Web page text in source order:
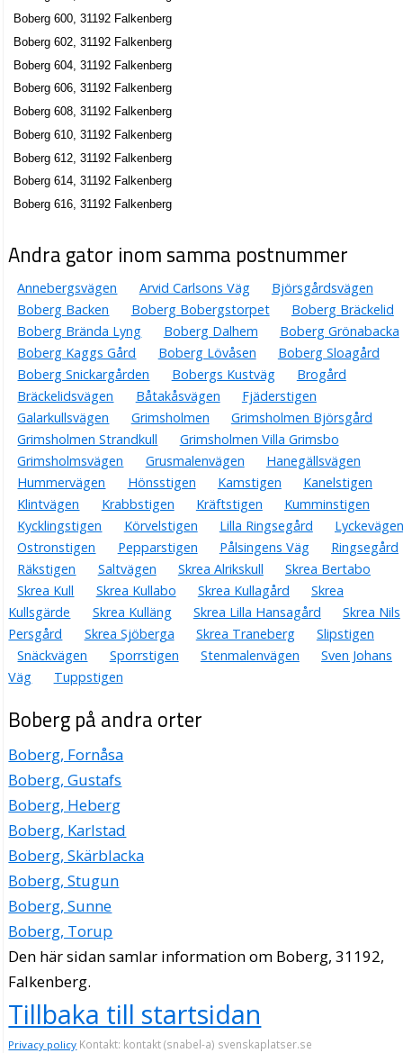
Boberg 600, 31192 Falkenberg
Boberg 602, 31192 Falkenberg
Boberg 604, 31192 Falkenberg
Boberg 606, 31192 Falkenberg
Boberg 608, 31192 Falkenberg
Boberg 610, 31192 Falkenberg
Boberg 612, 31192 Falkenberg
Boberg 614, 31192 Falkenberg
Boberg 616, 31192 Falkenberg
Andra gator inom samma postnummer
Annebergsvägen Arvid Carlsons Väg
Björsgårdsvägen
Boberg Backen
Boberg Bobergstorpet
Boberg Bräckelid
Boberg Brända Lyng
Boberg Dalhem
Boberg Grönabacka
Boberg Kaggs Gård
Boberg Lövåsen
Boberg Sloagård
Boberg Snickargården
Bobergs Kustväg
Brogård
Bräckelidsvägen
Båtakåsvägen
Fjäderstigen
Galarkullsvägen
Grimsholmen
Grimsholmen Björsgård
Grimsholmen Strandkull
Grimsholmen Villa Grimsbo
Grimsholmsvägen
Grusmalenvägen
Hanegällsvägen
Hummervägen
Hönsstigen Kamstigen
Kanelstigen
Klintvägen
Krabbstigen Kräftstigen
Kumminstigen
Kycklingstigen
Körvelstigen Lilla Ringsegård
Lyckevägen
Ostronstigen
Pepparstigen Pålsingens Väg
Ringsegård
Räkstigen
Saltvägen Skrea Alrikskull
Skrea Bertabo
Skrea Kull
Skrea Kullabo Skrea Kullagård
Skrea
Kullsgärde
Skrea Kulläng Skrea Lilla Hansagård
Skrea Nils
Persgård
Skrea Sjöberga Skrea Traneberg
Slipstigen
Snäckvägen
Sporrstigen Stenmalenvägen
Sven Johans
Väg
Tuppstigen
Boberg på andra orter
Boberg, Fornåsa
Boberg, Gustafs
Boberg, Heberg
Boberg, Karlstad
Boberg, Skärblacka
Boberg, Stugun
Boberg, Sunne
Boberg, Torup
Den här sidan samlar information om Boberg, 31192,
Falkenberg.
Tillbaka till startsidan
Privacy policy Kontakt: kontakt (snabel-a) svenskaplatser.se